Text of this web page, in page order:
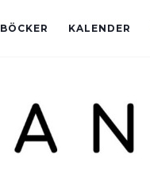
BÖCKER KALENDER